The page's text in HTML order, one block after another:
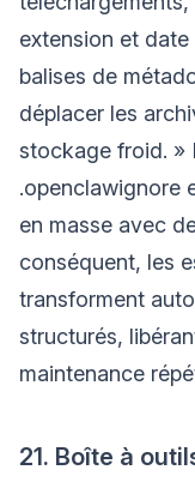
extension et
balises de
déplacer les
stockage froid. »
.openclawignore
en masse avec
conséquent, les
transforment
structurés,
maintenance
21. Boîte à